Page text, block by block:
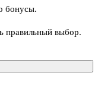
бонусы.
правильный выбор.